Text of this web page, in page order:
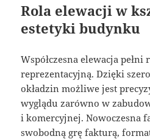
Rola elewacji w
estetyki budynku
Współczesna elewacja
reprezentacyjną. Dzięki
okładzin możliwe jest
wyglądu zarówno w
i komercyjnej. Nowoczesna
swobodną grę fakturą,